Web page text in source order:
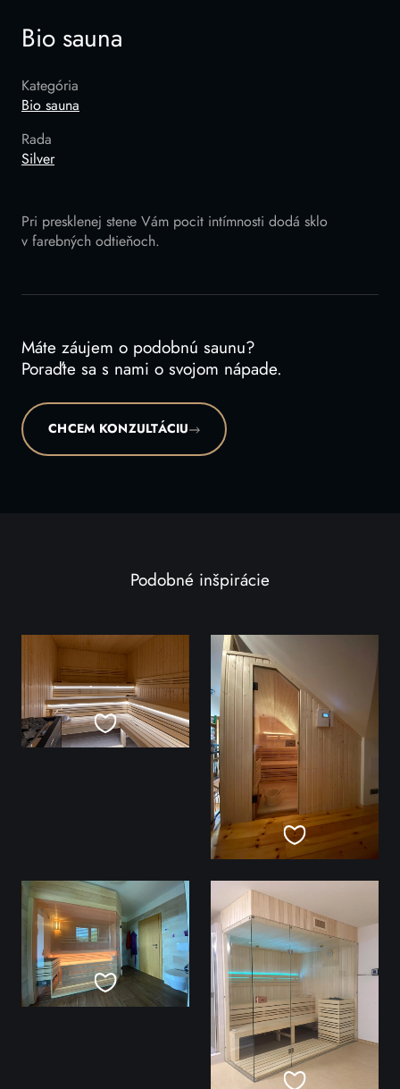
Bio sauna
Kategória
Bio sauna
Rada
Silver
Pri presklenej stene Vám pocit intímnosti dodá sklo
v farebných odtieňoch.
Máte záujem o podobnú saunu?
Poraďte sa s nami o svojom nápade.
CHCEM KONZULTÁCIU
Podobné inšpirácie